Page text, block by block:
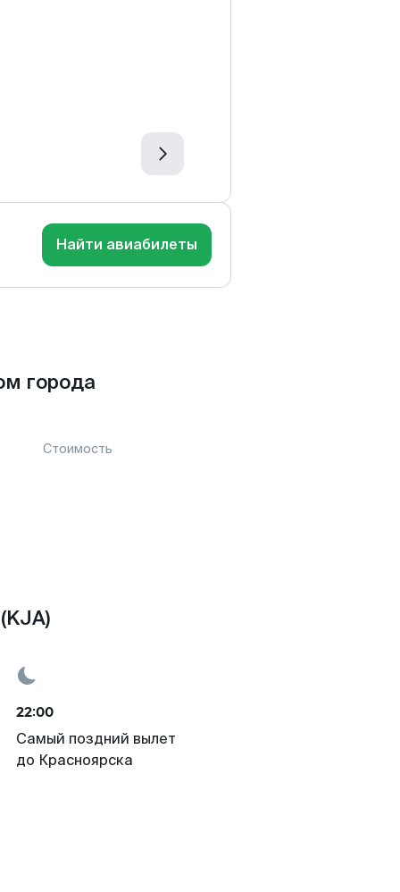
Найти авиабилеты
города
Стоимость
22:00
Самый поздний вылет
до Красноярска